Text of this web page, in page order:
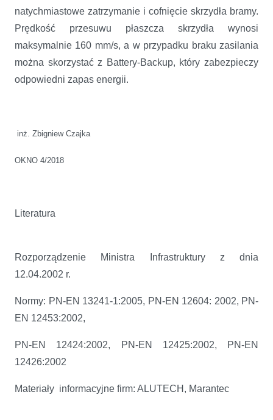
natychmiastowe zatrzymanie i cofnięcie skrzydła bramy.
Prędkość przesuwu płaszcza skrzydła wynosi
maksymalnie 160 mm/s, a w przypadku braku zasilania
można skorzystać z Battery-Backup, który zabezpieczy
odpowiedni zapas energii.
inż. Zbigniew Czajka
OKNO 4/2018
Literatura
Rozporządzenie Ministra Infrastruktury z dnia
12.04.2002 r.
Normy: PN-EN 13241-1:2005, PN-EN 12604: 2002, PN-
EN 12453:2002,
PN-EN 12424:2002, PN-EN 12425:2002, PN-EN
12426:2002
Materiały informacyjne firm: ALUTECH, Marantec